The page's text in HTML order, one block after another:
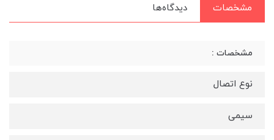
مشخصات دیدگاه‌ها
مشخصات :
نوع اتصال
سیمی